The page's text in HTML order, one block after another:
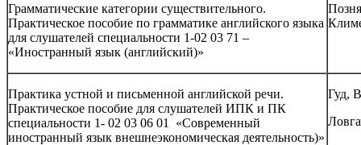
Грамматические категории существительного.
Практическое пособие по грамматике английского языка
для слушателей специальности 1-02 03 71 –
«Иностранный язык (английский)»
Практика устной и письменной английской речи.
Практическое пособие для слушателей ИПК и ПК
специальности 1- 02 03 06 01 «Современный
иностранный язык внешнеэкономическая деятельность)»
Гуд,